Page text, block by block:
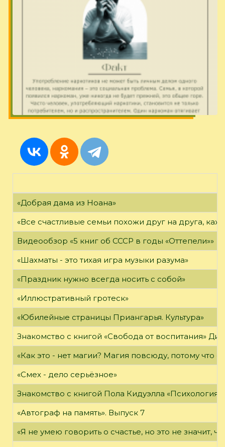
«Добрая дама из Ноана»
«Все счастливые семьи похожи друг на друга,
Видеообзор «5 книг об СССР в годы «Оттепели»»
«Шахматы - это тихая игра музыки разума»
«Праздник нужно всегда носить с собой»
«Иллюстративный гротеск»
«Юбилейные страницы Приангарья. Культура»
Знакомство с книгой «Свобода от воспитания»
«Как это - нет магии? Магия повсюду, потому что
«Смех - дело серьёзное»
Знакомство с книгой Пола Кидуэлла «Психология
«Автограф на память». Выпуск 7
«Я не умею говорить о счастье, но это не значит,